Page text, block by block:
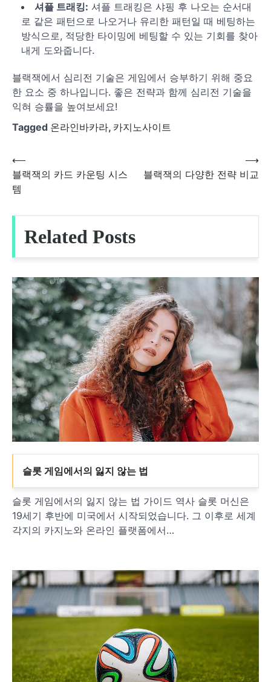
셔플 트래킹: 셔플 트래킹은 샤핑 후 나오는 순서대
로 같은 패턴으로 나오거나 유리한 패턴일 때 베팅하는
방식으로, 적당한 타이밍에 베팅할 수 있는 기회를 찾아
내게 도와줍니다.
블랙잭에서 심리전 기술은 게임에서 승부하기 위해 중요
한 요소 중 하나입니다. 좋은 전략과 함께 심리전 기술을
익혀 승률을 높여보세요!
Tagged 온라인바카라, 카지노사이트
글
색
⟵
블랙잭의 카드 카운팅 시스
템
블랙잭의 다양한 전략 비교
⟶
Related Posts
슬롯 게임에서의 잃지 않는 법
슬롯 게임에서의 잃지 않는 법 가이드 역사 슬롯 머신은
19세기 후반에 미국에서 시작되었습니다. 그 이후로 세계
각지의 카지노와 온라인 플랫폼에서…